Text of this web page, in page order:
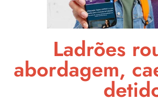
Ladrões
abordagem,